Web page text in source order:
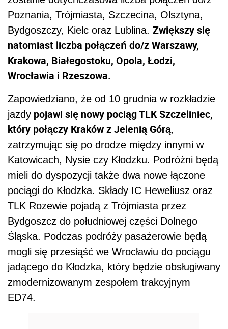
Poznania, Trójmiasta, Szczecina, Olsztyna,
Bydgoszczy, Kielc oraz Lublina. Zwiększy się
natomiast liczba połączeń do/z Warszawy,
Krakowa, Białegostoku, Opola, Łodzi,
Wrocławia i Rzeszowa.
Zapowiedziano, że od 10 grudnia w rozkładzie
jazdy pojawi się nowy pociąg TLK Szczeliniec,
który połączy Kraków z Jelenią Górą,
zatrzymując się po drodze między innymi w
Katowicach, Nysie czy Kłodzku. Podróżni będą
mieli do dyspozycji także dwa nowe łączone
pociągi do Kłodzka. Składy IC Heweliusz oraz
TLK Rozewie pojadą z Trójmiasta przez
Bydgoszcz do południowej części Dolnego
Śląska. Podczas podróży pasażerowie będą
mogli się przesiąść we Wrocławiu do pociągu
jadącego do Kłodzka, który będzie obsługiwany
zmodernizowanym zespołem trakcyjnym
ED74.